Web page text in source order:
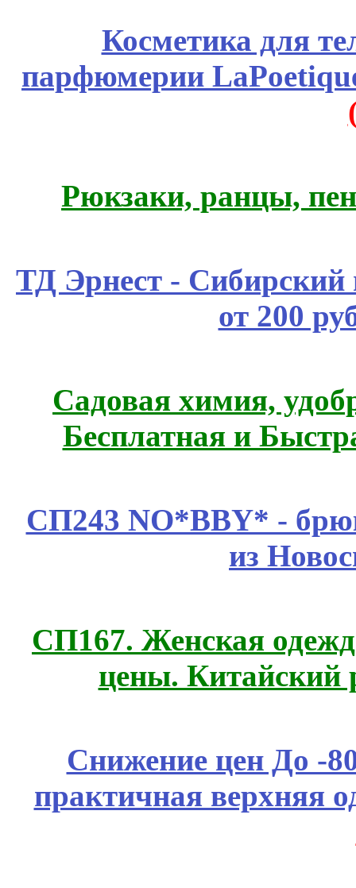
Косметика для
парфюмерии
Рюкзаки, ранцы,
ТД Эрнест - Сибирский
от 200
Садовая химия,
Бесплатная и
СП243 NO*BBY* -
из
СП167. Женская
цены. Китайский
Снижение цен До -
практичная верхняя